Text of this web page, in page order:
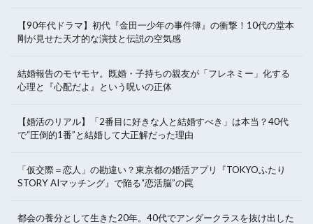
【90年代ドラマ】初代『金田一少年の事件簿』の衝撃！10代の堂本
剛が見せた天才的な演技と伝説の空気感
結婚報告のモヤモヤ。既婚・子持ちの親友が「フレネミー」化する
心理と『心配だよ』という呪いの正体
【婚活のリアル】「2番目に好きな人と結婚すべき」は本当？40代
で“圧倒的1番”と結婚して大正解だった理由
「仮交際＝恋人」の勘違い？東京都の婚活アプリ『TOKYOふたり
STORY AIマッチング』で陥る“恋活脳”の罠
都会の養分として生きた20年。40代でアンダークラスを抜け出した